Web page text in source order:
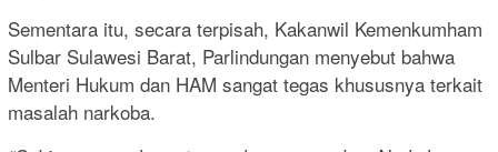
Sementara itu, secara terpisah, Kakanwil Kemenkumham
Sulbar Sulawesi Barat, Parlindungan menyebut bahwa
Menteri Hukum dan HAM sangat tegas khususnya terkait
masalah narkoba.